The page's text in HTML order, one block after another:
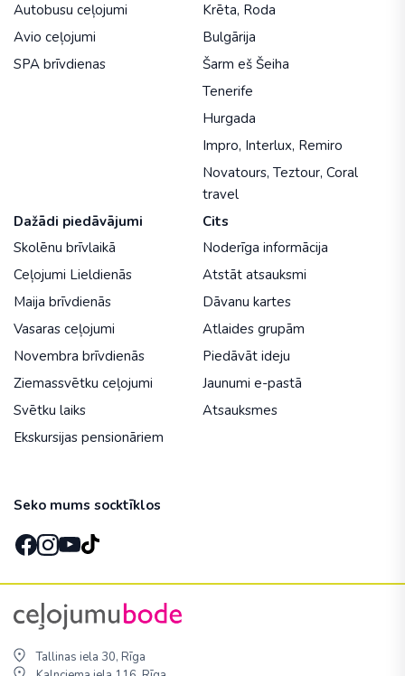
Autobusu ceļojumi
Avio ceļojumi
SPA brīvdienas
Krēta, Roda
Bulgārija
Šarm eš Šeiha
Tenerife
Hurgada
Impro, Interlux, Remiro
Novatours, Teztour, Coral
travel
Dažādi piedāvājumi
Skolēnu brīvlaikā
Ceļojumi Lieldienās
Maija brīvdienās
Vasaras ceļojumi
Novembra brīvdienās
Ziemassvētku ceļojumi
Svētku laiks
Ekskursijas pensionāriem
Cits
Noderīga informācija
Atstāt atsauksmi
Dāvanu kartes
Atlaides grupām
Piedāvāt ideju
Jaunumi e-pastā
Atsauksmes
Seko mums socktīklos
Tallinas iela 30, Rīga